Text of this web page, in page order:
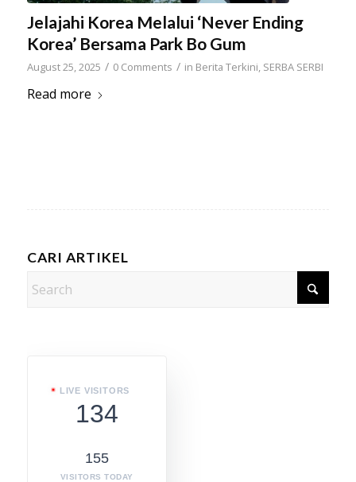
Jelajahi Korea Melalui ‘Never Ending
Korea’ Bersama Park Bo Gum
August 25, 2025 / 0 Comments / in Berita Terkini, SERBA SERBI
Read more
CARI ARTIKEL
LIVE VISITORS
134
155
VISITORS TODAY